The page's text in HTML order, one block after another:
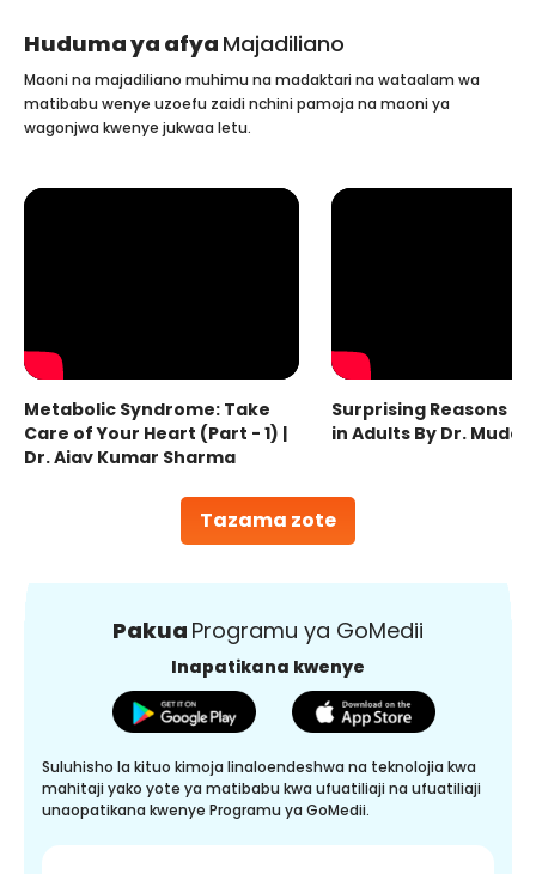
Huduma ya afya Majadiliano
Tazama zote
Maoni na majadiliano muhimu na madaktari na wataalam wa
matibabu wenye uzoefu zaidi nchini pamoja na maoni ya
wagonjwa kwenye jukwaa letu.
Metabolic Syndrome: Take
Care of Your Heart (Part - 1) |
Dr. Ajay Kumar Sharma
Surprising Reasons
in Adults By Dr.
Pakua Programu ya GoMedii
Inapatikana kwenye
Suluhisho la kituo kimoja linaloendeshwa na teknolojia kwa
mahitaji yako yote ya matibabu kwa ufuatiliaji na ufuatiliaji
unaopatikana kwenye Programu ya GoMedii.